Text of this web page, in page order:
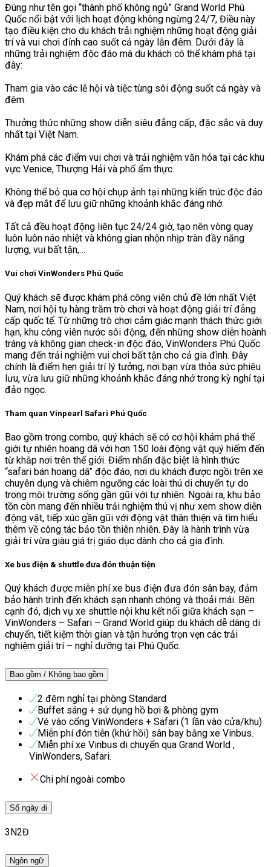
Đúng như tên gọi “thành phố không ngủ” Grand World Phú
Quốc nổi bật với lịch hoạt động không ngừng 24/7, Điều này
tạo điều kiện cho du khách trải nghiệm những hoạt động giải
trí và vui chơi đỉnh cao suốt cả ngày lẫn đêm. Dưới đây là
những trải nghiệm độc đáo mà du khách có thể khám phá tại
đây:
Tham gia vào các lễ hội và tiệc tùng sôi động suốt cả ngày và
đêm.
Thưởng thức những show diễn siêu đẳng cấp, đặc sắc và duy
nhất tại Việt Nam.
Khám phá các điểm vui chơi và trải nghiệm văn hóa tại các khu
vực Venice, Thượng Hải và phố ẩm thực.
Không thể bỏ qua cơ hội chụp ảnh tại những kiến trúc độc đáo
và đẹp mắt để lưu giữ những khoảnh khắc đáng nhớ.
Tất cả đều hoạt động liên tục 24/24 giờ, tạo nên vòng quay
luôn luôn náo nhiệt và không gian nhộn nhịp tràn đầy năng
lượng, vui bất tận,…
Vui chơi VinWonders Phú Quốc
Quý khách sẽ được khám phá công viên chủ đề lớn nhất Việt
Nam, nơi hội tụ hàng trăm trò chơi và hoạt động giải trí đẳng
cấp quốc tế. Từ những trò chơi cảm giác mạnh thách thức giới
hạn, khu công viên nước sôi động, đến những show diễn hoành
tráng và không gian check-in độc đáo, VinWonders Phú Quốc
mang đến trải nghiệm vui chơi bất tận cho cả gia đình. Đây
chính là điểm hẹn giải trí lý tưởng, nơi bạn vừa thỏa sức phiêu
lưu, vừa lưu giữ những khoảnh khắc đáng nhớ trong kỳ nghỉ tại
đảo ngọc.
Tham quan Vinpearl Safari Phú Quốc
Bao gồm trong combo, quý khách sẽ có cơ hội khám phá thế
giới tự nhiên hoang dã với hơn 150 loài động vật quý hiếm đến
từ khắp nơi trên thế giới. Điểm nhấn đặc biệt là hình thức
“safari bán hoang dã” độc đáo, nơi du khách được ngồi trên xe
chuyên dụng và chiêm ngưỡng các loài thú di chuyển tự do
trong môi trường sống gần gũi với tự nhiên. Ngoài ra, khu bảo
tồn còn mang đến nhiều trải nghiệm thú vị như xem show diễn
động vật, tiếp xúc gần gũi với động vật thân thiện và tìm hiểu
thêm về công tác bảo tồn thiên nhiên. Đây là hành trình vừa
giải trí vừa giàu giá trị giáo dục dành cho cả gia đình.
Xe bus điện & shuttle đưa đón thuận tiện
Quý khách được miễn phí xe bus điện đưa đón sân bay, đảm
bảo hành trình đến khách sạn nhanh chóng và thoải mái. Bên
cạnh đó, dịch vụ xe shuttle nội khu kết nối giữa khách sạn –
VinWonders – Safari – Grand World giúp du khách dễ dàng di
chuyển, tiết kiệm thời gian và tận hưởng trọn vẹn các trải
nghiệm giải trí – nghỉ dưỡng tại Phú Quốc.
Bao gồm / Không bao gồm
2 đêm nghỉ tại phòng Standard
Buffet sáng + sử dụng hồ bơi & phòng gym
Vé vào cổng VinWonders + Safari (1 lần vào cửa/khu)
Miễn phí đón tiễn (khứ hồi) sân bay bằng xe Vinbus.
Miễn phí xe Vinbus di chuyển qua Grand World ,
VinWonders, Safari.
Chi phí ngoài combo
Số ngày đi
3N2Đ
Ngôn ngữ